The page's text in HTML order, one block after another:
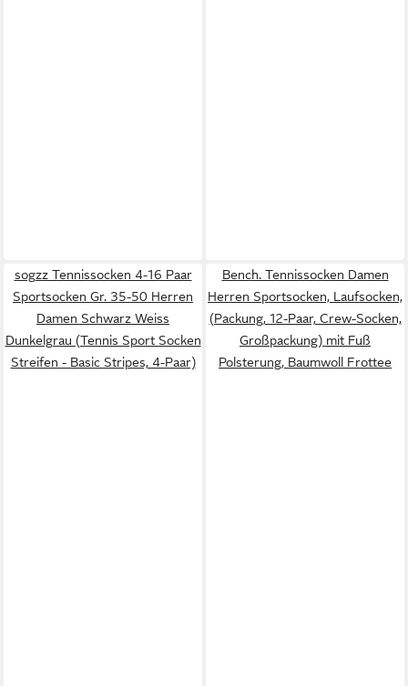
sogzz Tennissocken 4-16 Paar
Sportsocken Gr. 35-50 Herren
Damen Schwarz Weiss
Dunkelgrau (Tennis Sport Socken
Streifen - Basic Stripes, 4-Paar)
Bench. Tennissocken Damen
Herren Sportsocken, Laufsocken,
(Packung, 12-Paar, Crew-Socken,
Großpackung) mit Fuß
Polsterung, Baumwoll Frottee